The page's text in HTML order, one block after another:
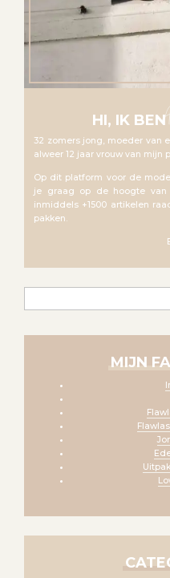
HI, IK
32 zomers jong, moeder van
alweer 12 jaar vrouw van mijn
Op dit platform voor de
je graag op de hoogte van
inmiddels +1500 artikelen
pakken.
MIJN